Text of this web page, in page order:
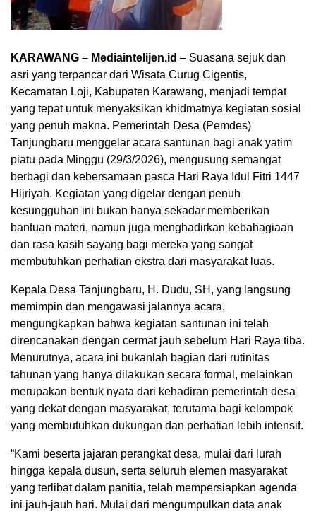
KARAWANG – Mediaintelijen.id – Suasana sejuk dan
asri yang terpancar dari Wisata Curug Cigentis,
Kecamatan Loji, Kabupaten Karawang, menjadi tempat
yang tepat untuk menyaksikan khidmatnya kegiatan sosial
yang penuh makna. Pemerintah Desa (Pemdes)
Tanjungbaru menggelar acara santunan bagi anak yatim
piatu pada Minggu (29/3/2026), mengusung semangat
berbagi dan kebersamaan pasca Hari Raya Idul Fitri 1447
Hijriyah. Kegiatan yang digelar dengan penuh
kesungguhan ini bukan hanya sekadar memberikan
bantuan materi, namun juga menghadirkan kebahagiaan
dan rasa kasih sayang bagi mereka yang sangat
membutuhkan perhatian ekstra dari masyarakat luas.
Kepala Desa Tanjungbaru, H. Dudu, SH, yang langsung
memimpin dan mengawasi jalannya acara,
mengungkapkan bahwa kegiatan santunan ini telah
direncanakan dengan cermat jauh sebelum Hari Raya tiba.
Menurutnya, acara ini bukanlah bagian dari rutinitas
tahunan yang hanya dilakukan secara formal, melainkan
merupakan bentuk nyata dari kehadiran pemerintah desa
yang dekat dengan masyarakat, terutama bagi kelompok
yang membutuhkan dukungan dan perhatian lebih intensif.
“Kami beserta jajaran perangkat desa, mulai dari lurah
hingga kepala dusun, serta seluruh elemen masyarakat
yang terlibat dalam panitia, telah mempersiapkan agenda
ini jauh-jauh hari. Mulai dari mengumpulkan data anak